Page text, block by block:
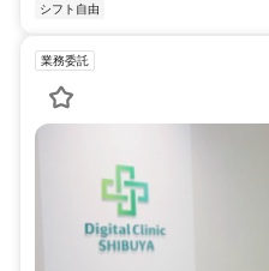
シフト自由
業務委託